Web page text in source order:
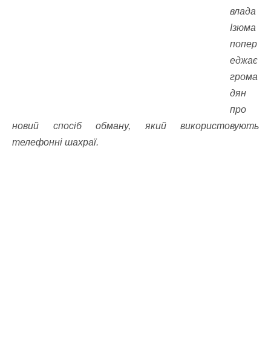
влада
Ізюма
попер
еджає
грома
дян
про
новий спосіб обману, який використовують
телефонні шахраї.